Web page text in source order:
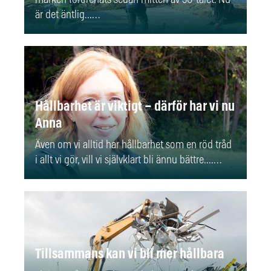
är det äntlig...…
Hållbarhet är viktigt – därför har vi nu
Anna
Även om vi alltid har hållbarhet som en röd tråd
i allt vi gör, vill vi självklart bli ännu bättre....…
Tillsammans kan vi bli mer hållbara